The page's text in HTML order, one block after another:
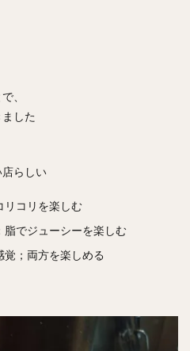
、
した
らしい
コリを楽しむ
でジューシーを楽しむ
；両方を楽しめる